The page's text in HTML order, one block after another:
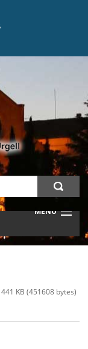
MENU
KB (451608 bytes)